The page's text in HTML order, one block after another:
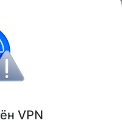
Поделиться
ён VPN